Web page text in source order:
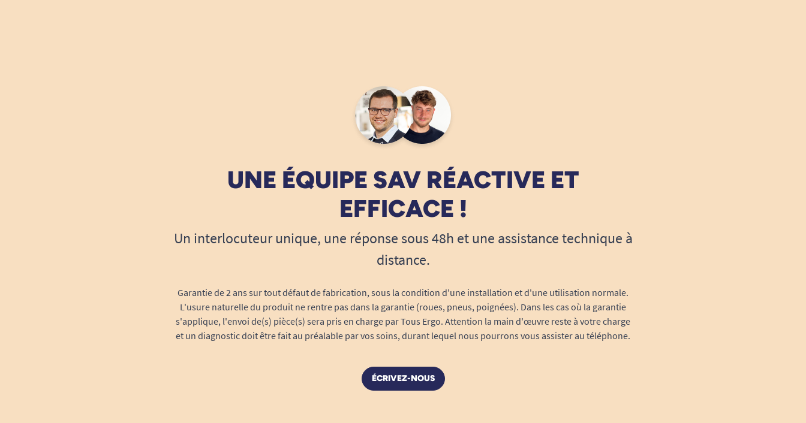
UNE ÉQUIPE SAV RÉACTIVE ET
EFFICACE !
Un interlocuteur unique, une réponse sous 48h et une assistance technique à
distance.
Garantie de 2 ans sur tout défaut de fabrication, sous la condition d'une installation et d'une utilisation normale.
L'usure naturelle du produit ne rentre pas dans la garantie (roues, pneus, poignées). Dans les cas où la garantie
s'applique, l'envoi de(s) pièce(s) sera pris en charge par Tous Ergo. Attention la main d'œuvre reste à votre charge
et un diagnostic doit être fait au préalable par vos soins, durant lequel nous pourrons vous assister au téléphone.
ÉCRIVEZ-NOUS